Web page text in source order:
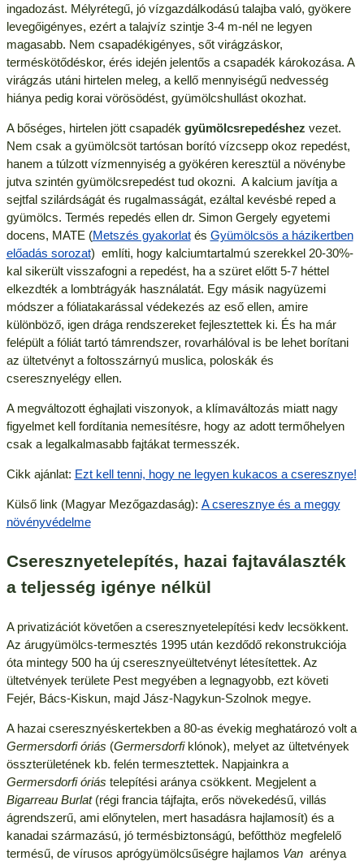
ingadozást. Mélyrétegű, jó vízgazdálkodású talajba való, gyökere
levegőigényes, ezért a talajvíz szintje 3-4 m-nél ne legyen
magasabb. Nem csapadékigényes, sőt virágzáskor,
terméskötődéskor, érés idején jelentős a csapadék károkozása. A
virágzás utáni hirtelen meleg, a kellő mennyiségű nedvesség
hiánya pedig korai vörösödést, gyümölcshullást okozhat.
A bőséges, hirtelen jött csapadék gyümölcsrepedéshez vezet.
Nem csak a gyümölcsöt tartósan borító vízcsepp okoz repedést,
hanem a túlzott vízmennyiség a gyökéren keresztül a növénybe
jutva szintén gyümölcsrepedést tud okozni. A kalcium javítja a
sejtfal szilárdságát és rugalmasságát, ezáltal kevésbé reped a
gyümölcs. Termés repedés ellen dr. Simon Gergely egyetemi
docens, MATE (Metszés gyakorlatés Gyümölcsös a házikertben
előadás sorozat) említi, hogy kalciumtartalmú szerekkel 20-30%-
kal sikerült visszafogni a repedést, ha a szüret előtt 5-7 héttel
elkezdték a lombtrágyák használatát. Egy másik nagyüzemi
módszer a fóliatakarással védekezés az eső ellen, amire
különböző, igen drága rendszereket fejlesztettek ki. És ha már
felépült a fóliát tartó támrendszer, rovarhálóval is be lehet borítani
az ültetvényt a foltosszárnyú muslica, poloskák és
cseresznyelégy ellen.
A megváltozott éghajlati viszonyok, a klímaváltozás miatt nagy
figyelmet kell fordítania nemesítésre, hogy az adott termőhelyen
csak a legalkalmasabb fajtákat termesszék.
Cikk ajánlat: Ezt kell tenni, hogy ne legyen kukacos a cseresznye!
Külső link (Magyar Mezőgazdaság): A cseresznye és a meggy
növényvédelme
Cseresznyetelepítés, hazai fajtaválaszték
a teljesség igénye nélkül
A privatizációt követően a cseresznyetelepítési kedv lecsökkent.
Az árugyümölcs-termesztés 1995 után kezdődő rekonstrukciója
óta mintegy 500 ha új cseresznyeültetvényt létesítettek. Az
ültetvények területe Pest megyében a legnagyobb, ezt követi
Fejér, Bács-Kiskun, majd Jász-Nagykun-Szolnok megye.
A hazai cseresznyéskertekben a 80-as évekig meghatározó volt a
Germersdorfi óriás (Germersdorfiklónok), melyet az ültetvények
összterületének kb. felén termesztettek. Napjainkra a
Germersdorfi óriás telepítési aránya csökkent. Megjelent a
Bigarreau Burlat(régi francia tájfajta, erős növekedésű, villás
ágrendszerű, ami előnytelen, mert hasadásra hajlamosít) és a
kanadai származású, jó termésbiztonságú, befőtthöz megfelelő
termésű, de vírusos aprógyümölcsűségre hajlamos Vanarénya